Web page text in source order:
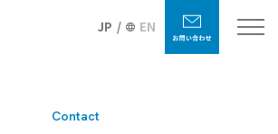
JP EN
Contact